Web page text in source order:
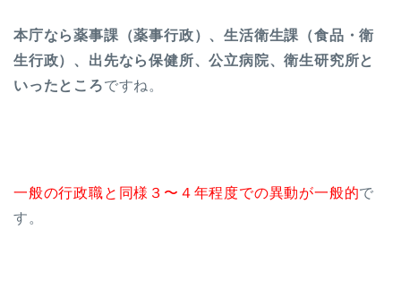
本庁なら薬事課（薬事行政）、生活衛生課（食品・衛
生行政）、出先なら保健所、公立病院、衛生研究所と
いったところですね。
一般の行政職と同様３〜４年程度での異動が一般的で
す。